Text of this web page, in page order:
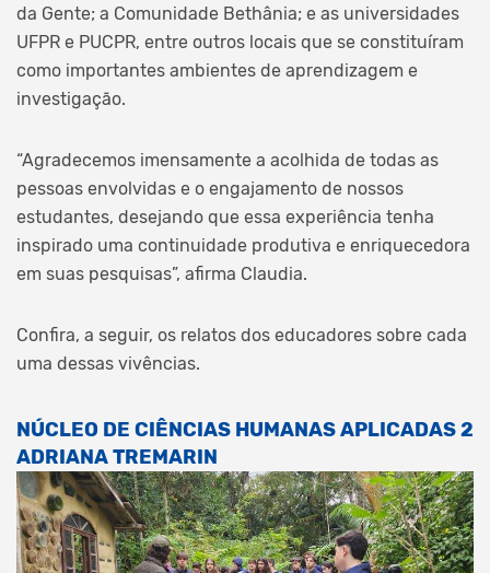
da Gente; a Comunidade Bethânia; e as universidades
UFPR e PUCPR, entre outros locais que se constituíram
como importantes ambientes de aprendizagem e
investigação.
“Agradecemos imensamente a acolhida de todas as
pessoas envolvidas e o engajamento de nossos
estudantes, desejando que essa experiência tenha
inspirado uma continuidade produtiva e enriquecedora
em suas pesquisas”, afirma Claudia.
Confira, a seguir, os relatos dos educadores sobre cada
uma dessas vivências.
NÚCLEO DE CIÊNCIAS HUMANAS APLICADAS 2
ADRIANA TREMARIN